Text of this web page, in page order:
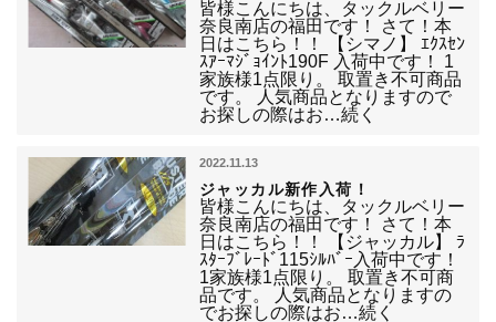
皆様こんにちは、タックルベリー
奈良南店の福田です！ さて！本
日はこちら！！ 【シマノ】 ｴｸｽｾﾝ
ｽｱｰﾏｼﾞｮｲﾝﾄ190F 入荷中です！ 1
家族様1点限り。 取置き不可商品
です。 人気商品となりますので
お探しの際はお…続く
2022.11.13
ジャッカル新作入荷！
皆様こんにちは、タックルベリー
奈良南店の福田です！ さて！本
日はこちら！！ 【ジャッカル】 ﾗ
ｽﾀｰﾌﾞﾚｰﾄﾞ115ｼﾙﾊﾞｰ入荷中です！
1家族様1点限り。 取置き不可商
品です。 人気商品となりますの
でお探しの際はお…続く